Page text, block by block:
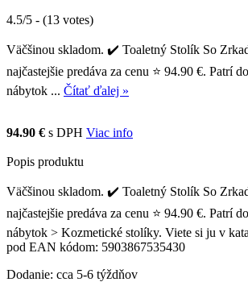
4.5/5 - (13 votes)
Väčšinou skladom. ✔️ Toaletný Stolík So
najčastejšie predáva za cenu ⭐ 94.90 €. Patrí
nábytok ... Čítať ďalej »
94.90 € s DPH Viac info
Popis produktu
Väčšinou skladom. ✔️ Toaletný Stolík So
najčastejšie predáva za cenu ⭐ 94.90 €. Patrí
nábytok > Kozmetické stolíky. Viete si ju v
pod EAN kódom: 5903867535430
Dodanie: cca 5-6 týždňov